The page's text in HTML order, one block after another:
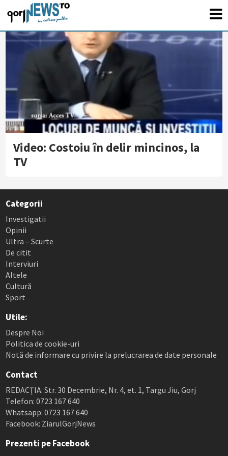
Video: Costoiu în delir mincinos, la
TV
Categorii
Investigatii
Opinii
Ultra – Scurte
De citit
Interviuri
Altele
Cultură
Sport
Utile:
Despre Noi
Politica de cookie-uri
Notă de informare cu privire la prelucrarea de date personale
Contact
REDACȚIA: Str. 30 Decembrie, Nr. 4, et. 1, Targu Jiu, Gorj
Telefon: 0723 167 640
Whatsapp: 0723 167 640
Facebook: ZiarulGorjNews
Prezenti pe Facebook